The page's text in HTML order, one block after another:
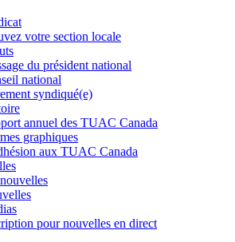
votre section locale
du président national
national
syndiqué(e)
annuel des TUAC Canada
graphiques
aux TUAC Canada
pour nouvelles en direct